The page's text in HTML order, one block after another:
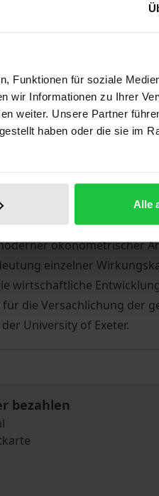
Funktionen für soziale
wir Informationen zu Ihrer
weiter. Unsere Partner
haben oder die sie im
Alle
Wunschliste hinzufügen
Im Zentrum der
ausgerichtet und
zwischen Geld-
ökonometrischer
einzelner
wirtschaftliche
die Versachlichung der
University of Exeter.
bezahlen